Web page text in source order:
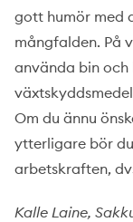
gott humör med
mångfalden. På
använda bin
Om du ännu
ytterligare bör
arbetskraften,
Kalle Laine,